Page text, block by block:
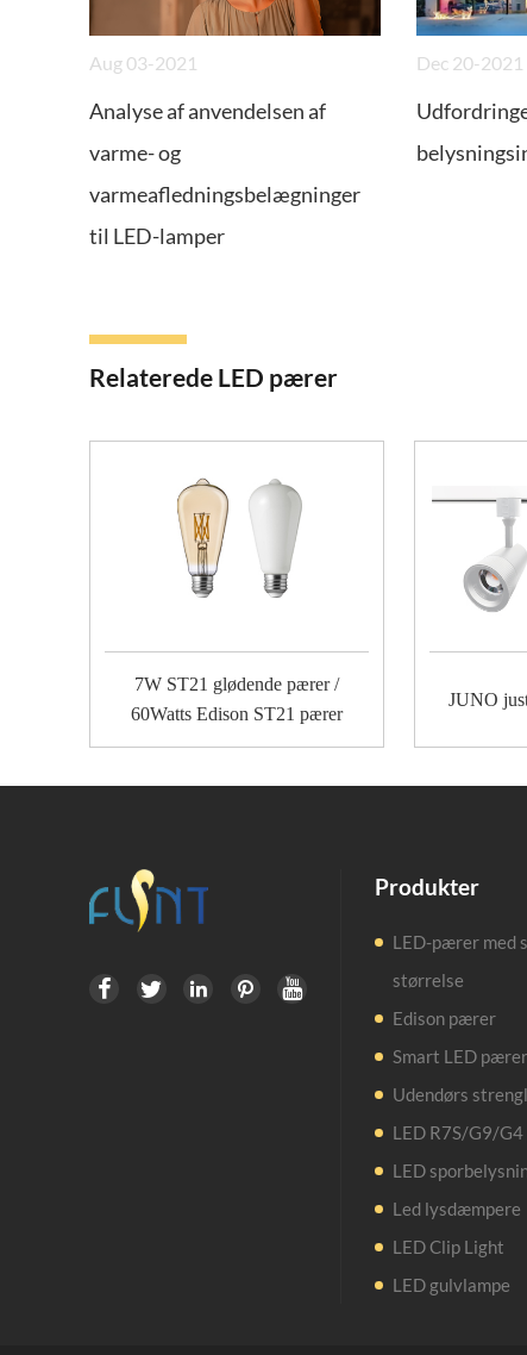
Aug 03-2021
Analyse af anvendelsen af
varme- og
varmeafledningsbelægninger
til LED-lamper
Dec 20-2021
Relaterede LED pærer
7W ST21 glødende pærer /
60Watts Edison ST21 pærer
JUNO
    
Produkter
LED-pærer med
størrelse
Edison pærer
Smart LED pærer
Udendørs
LED R7S/G9/
LED
Led lysdæmpere
LED Clip Light
LED gulvlampe